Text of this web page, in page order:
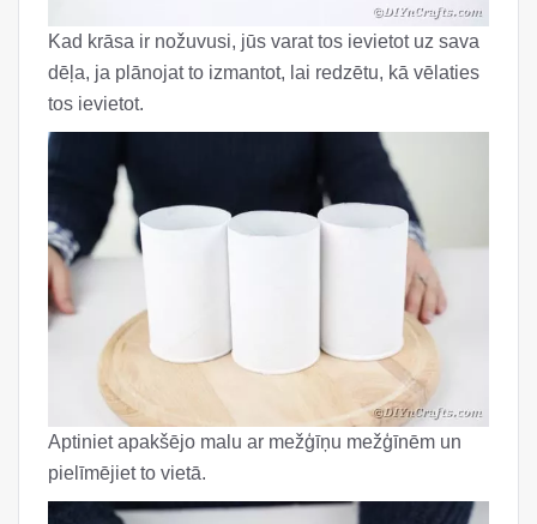
Kad krāsa ir nožuvusi, jūs varat tos ievietot uz sava
dēļa, ja plānojat to izmantot, lai redzētu, kā vēlaties
tos ievietot.
Aptiniet apakšējo malu ar mežģīņu mežģīnēm un
pielīmējiet to vietā.